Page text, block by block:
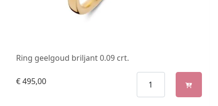
Ring geelgoud briljant 0.09 crt.
€495,00